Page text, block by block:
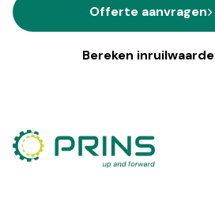
Offerte aanvragen
Bereken inruilwaarde